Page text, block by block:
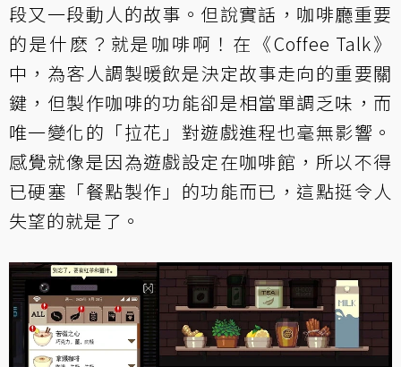
段又一段動人的故事。但說實話，咖啡廳重要
的是什麽？就是咖啡啊！在《Coffee Talk》
中，為客人調製暖飲是決定故事走向的重要關
鍵，但製作咖啡的功能卻是相當單調乏味，而
唯一變化的「拉花」對遊戲進程也毫無影響。
感覺就像是因為遊戲設定在咖啡館，所以不得
已硬塞「餐點製作」的功能而已，這點挺令人
失望的就是了。